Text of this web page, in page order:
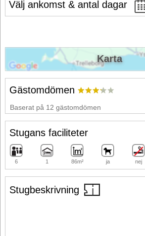
Välj ankomst & antal dagar
Stugbeskrivning
Gästomdömen
Baserat på 12 gästomdömen
Stugans faciliteter
6 1 86m² ja nej
Karta